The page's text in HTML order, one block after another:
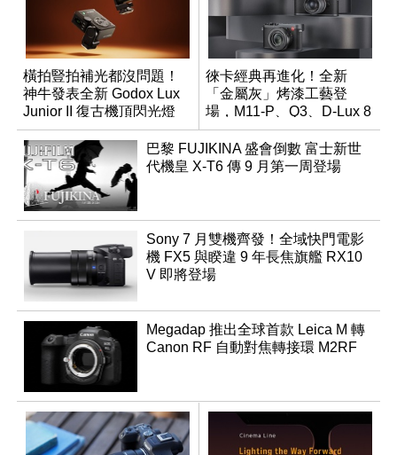
橫拍豎拍補光都沒問題！
神牛發表全新 Godox Lux
Junior II 復古機頂閃光燈
徠卡經典再進化！全新
「金屬灰」烤漆工藝登
場，M11-P、Q3、D-Lux 8
領銜換裝
巴黎 FUJIKINA 盛會倒數 富士新世
代機皇 X-T6 傳 9 月第一周登場
Sony 7 月雙機齊發！全域快門電影
機 FX5 與睽違 9 年長焦旗艦 RX10
V 即將登場
Megadap 推出全球首款 Leica M 轉
Canon RF 自動對焦轉接環 M2RF